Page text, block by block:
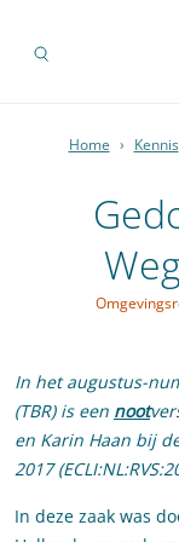
Home › Kennis
In het augustus-
(TBR) is een noot
en Karin Haan bij
2017
In deze zaak was